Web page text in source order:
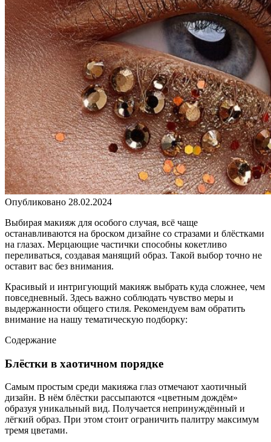
Опубликовано 28.02.2024
Выбирая макияж для особого случая, всё чаще
останавливаются на броском дизайне со стразами и блёстками
на глазах. Мерцающие частички способны кокетливо
переливаться, создавая манящий образ. Такой выбор точно не
оставит вас без внимания.
Красивый и интригующий макияж выбрать куда сложнее, чем
повседневный. Здесь важно соблюдать чувство меры и
выдержанности общего стиля. Рекомендуем вам обратить
внимание на нашу тематическую подборку:
Содержание
Блёстки в хаотичном порядке
Самым простым среди макияжа глаз отмечают хаотичный
дизайн. В нём блёстки рассыпаются «цветным дождём»
образуя уникальный вид. Получается непринуждённый и
лёгкий образ. При этом стоит ограничить палитру максимум
тремя цветами.